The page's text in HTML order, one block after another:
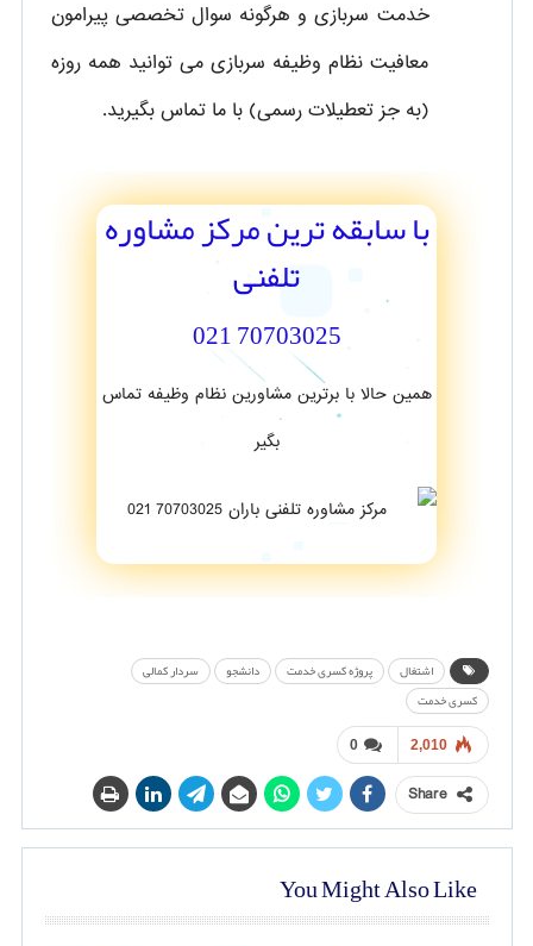
خدمت سربازی و هرگونه سوال تخصصی پیرامون
معافیت نظام وظیفه سربازی می توانید همه روزه
(به جز تعطیلات رسمی) با ما تماس بگیرید.
با سابقه ترین مرکز مشاوره
تلفنی
70703025 021
همین حالا با برترین مشاورین نظام وظیفه تماس
بگیر
اشتغال پروژه کسری خدمت دانشجو
سردار کمالی
کسری خدمت
0 2,010
Share
You Might Also Like